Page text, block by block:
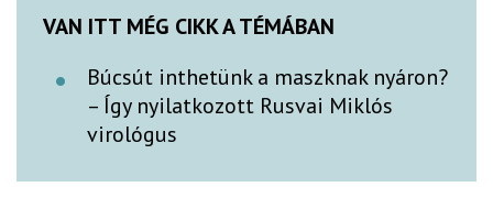
VAN ITT MÉG CIKK A TÉMÁBAN
Búcsút inthetünk a maszknak nyáron?
– Így nyilatkozott Rusvai Miklós
virológus